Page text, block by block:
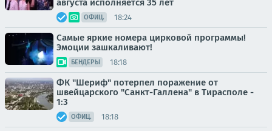
августа исполняется 35 лет
ОФИЦ. 18:24
Самые яркие номера цирковой программы!
Эмоции зашкаливают!
БЕНДЕРЫ 18:18
ФК "Шериф" потерпел поражение от
швейцарского "Санкт-Галлена" в Тирасполе -
1:3
ОФИЦ. 18:18